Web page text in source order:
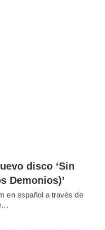
disco ‘Sin
Demonios)’
en español a través de